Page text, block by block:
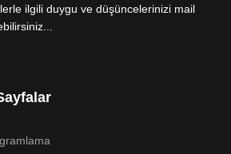
ilgili duygu ve düşüncelerinizi mail